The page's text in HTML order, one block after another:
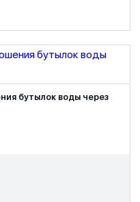
бутылок воды через